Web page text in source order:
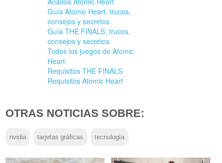
Guía Atomic Heart, trucos,
consejos y secretos
Guía THE FINALS, trucos,
consejos y secretos
Todos los juegos de Atomic
Heart
Requisitos THE FINALS
Requisitos Atomic Heart
OTRAS NOTICIAS SOBRE:
nvidia tarjetas gráficas tecnología